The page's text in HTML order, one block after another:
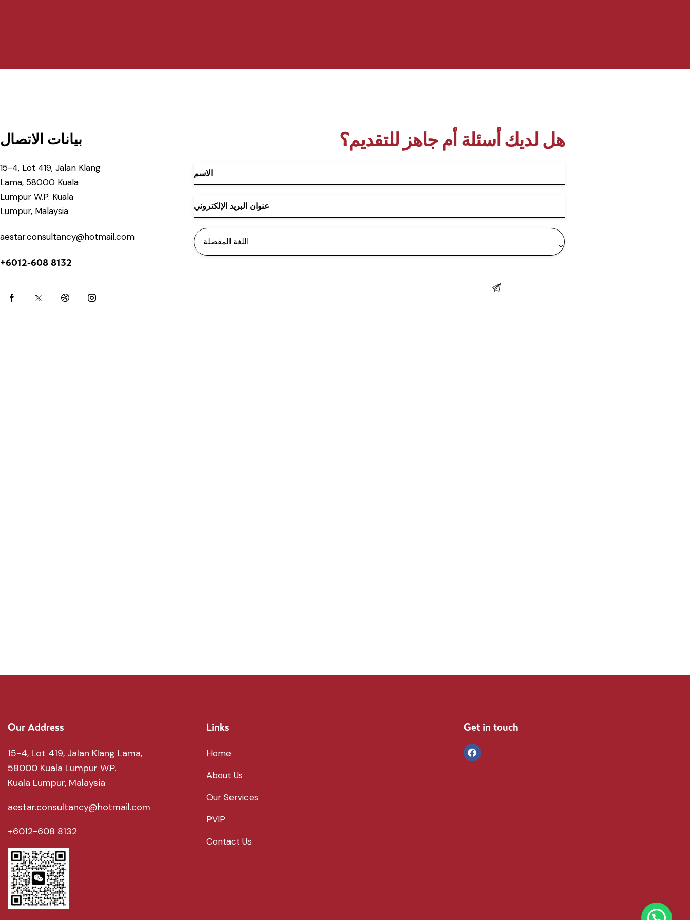
بيانات الاتصال
15-4, Lot 419, Jalan Klang
Lama, 58000 Kuala
Lumpur W.P. Kuala
Lumpur, Malaysia
aestar.consultancy@hotmail.com
+6012-608 8132
هل لديك أسئلة أم جاهز للتقديم؟
Our Address
15-4, Lot 419, Jalan Klang Lama,
58000 Kuala Lumpur W.P.
Kuala Lumpur, Malaysia
aestar.consultancy@hotmail.com
+6012-608 8132
Links
Home
About Us
Our Services
PVIP
Contact Us
Get in touch